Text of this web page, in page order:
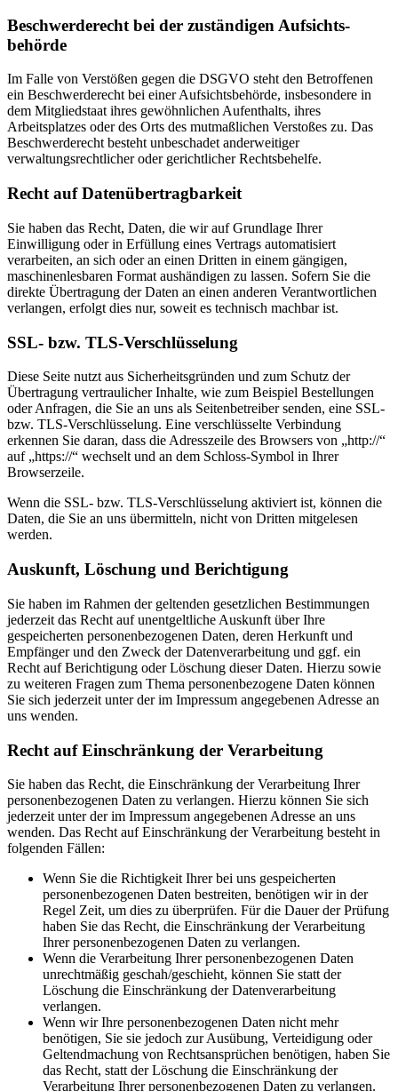
Beschwerde­recht bei der zuständigen Aufsichts­
behörde
Im Falle von Verstößen gegen die DSGVO steht den Betroffenen
ein Beschwerderecht bei einer Aufsichtsbehörde, insbesondere in
dem Mitgliedstaat ihres gewöhnlichen Aufenthalts, ihres
Arbeitsplatzes oder des Orts des mutmaßlichen Verstoßes zu. Das
Beschwerderecht besteht unbeschadet anderweitiger
verwaltungsrechtlicher oder gerichtlicher Rechtsbehelfe.
Recht auf Daten­übertrag­barkeit
Sie haben das Recht, Daten, die wir auf Grundlage Ihrer
Einwilligung oder in Erfüllung eines Vertrags automatisiert
verarbeiten, an sich oder an einen Dritten in einem gängigen,
maschinenlesbaren Format aushändigen zu lassen. Sofern Sie die
direkte Übertragung der Daten an einen anderen Verantwortlichen
verlangen, erfolgt dies nur, soweit es technisch machbar ist.
SSL- bzw. TLS-Verschlüsselung
Diese Seite nutzt aus Sicherheitsgründen und zum Schutz der
Übertragung vertraulicher Inhalte, wie zum Beispiel Bestellungen
oder Anfragen, die Sie an uns als Seitenbetreiber senden, eine SSL-
bzw. TLS-Verschlüsselung. Eine verschlüsselte Verbindung
erkennen Sie daran, dass die Adresszeile des Browsers von „http://“
auf „https://“ wechselt und an dem Schloss-Symbol in Ihrer
Browserzeile.
Wenn die SSL- bzw. TLS-Verschlüsselung aktiviert ist, können die
Daten, die Sie an uns übermitteln, nicht von Dritten mitgelesen
werden.
Auskunft, Löschung und Berichtigung
Sie haben im Rahmen der geltenden gesetzlichen Bestimmungen
jederzeit das Recht auf unentgeltliche Auskunft über Ihre
gespeicherten personenbezogenen Daten, deren Herkunft und
Empfänger und den Zweck der Datenverarbeitung und ggf. ein
Recht auf Berichtigung oder Löschung dieser Daten. Hierzu sowie
zu weiteren Fragen zum Thema personenbezogene Daten können
Sie sich jederzeit unter der im Impressum angegebenen Adresse an
uns wenden.
Recht auf Einschränkung der Verarbeitung
Sie haben das Recht, die Einschränkung der Verarbeitung Ihrer
personenbezogenen Daten zu verlangen. Hierzu können Sie sich
jederzeit unter der im Impressum angegebenen Adresse an uns
wenden. Das Recht auf Einschränkung der Verarbeitung besteht in
folgenden Fällen:
Wenn Sie die Richtigkeit Ihrer bei uns gespeicherten
personenbezogenen Daten bestreiten, benötigen wir in der
Regel Zeit, um dies zu überprüfen. Für die Dauer der Prüfung
haben Sie das Recht, die Einschränkung der Verarbeitung
Ihrer personenbezogenen Daten zu verlangen.
Wenn die Verarbeitung Ihrer personenbezogenen Daten
unrechtmäßig geschah/geschieht, können Sie statt der
Löschung die Einschränkung der Datenverarbeitung
verlangen.
Wenn wir Ihre personenbezogenen Daten nicht mehr
benötigen, Sie sie jedoch zur Ausübung, Verteidigung oder
Geltendmachung von Rechtsansprüchen benötigen, haben Sie
das Recht, statt der Löschung die Einschränkung der
Verarbeitung Ihrer personenbezogenen Daten zu verlangen.